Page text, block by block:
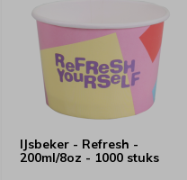
IJsbeker - Refresh -
200ml/8oz - 1000 stuks